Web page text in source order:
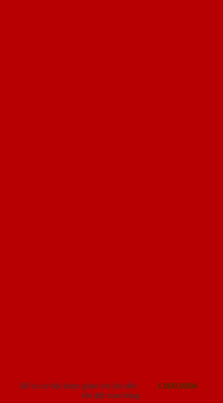
Để có cơ hội được giảm trừ lên đến
1.000.000đ
khi đặt mua hàng.